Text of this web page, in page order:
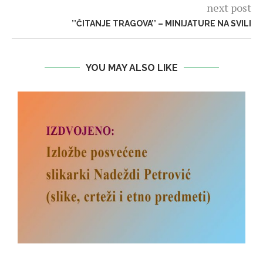
next post
’’ČITANJE TRAGOVA’’ – MINIJATURE NA SVILI
YOU MAY ALSO LIKE